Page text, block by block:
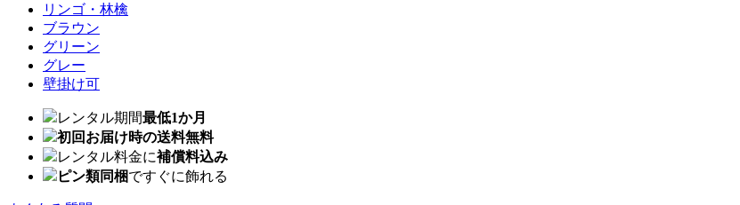
リンゴ・林檎
ブラウン
グリーン
グレー
壁掛け可
レンタル期間最低1か月
初回お届け時の送料無料
レンタル料金に補償料込み
ピン類同梱ですぐに飾れる